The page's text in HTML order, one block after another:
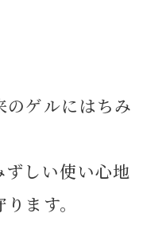
ゲルにはちみ
しい使い心地
ます。